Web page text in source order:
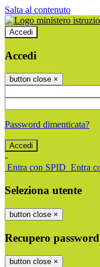
Salta al contenuto
Accedi
Accedi
button close ×
Password dimenticata?
-
Entra con SPID Entra
Seleziona utente
button close ×
Recupero password
button close ×